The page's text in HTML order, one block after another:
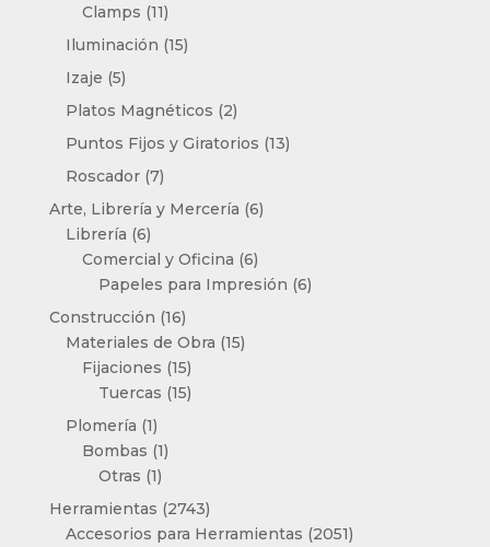
Clamps 1111
productos
Iluminación 1515
Izaje 55
productos
Platos Magnéticos 22
productos
Puntos Fijos y Giratorios 1313
Roscador 77
productos
Arte, Librería y Mercería 66
Librería 66
productos
Comercial y Oficina 66
productos
Papeles para Impresión 66
Construcción 1616
productos
Materiales de Obra 1515
Fijaciones 1515
productos
Tuercas 1515
Plomería 11
producto
Bombas 11
Otras 11
producto
Herramientas 27432743
productos
Accesorios para Herramientas 20512051